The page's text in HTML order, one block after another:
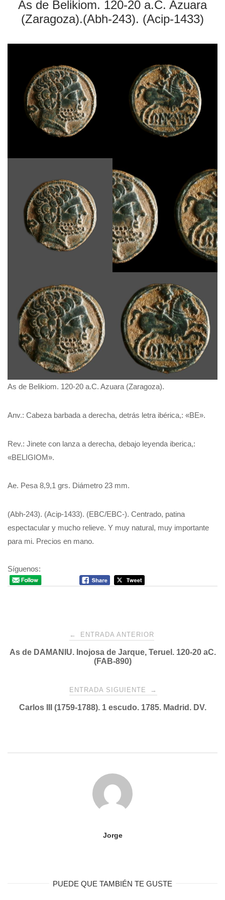
As de Belikiom. 120-20 a.C. Azuara
(Zaragoza).(Abh-243). (Acip-1433)
As de Belikiom. 120-20 a.C. Azuara (Zaragoza).
Anv.: Cabeza barbada a derecha, detrás letra ibérica,: «BE».
Rev.: Jinete con lanza a derecha, debajo leyenda iberica,:
«BELIGIOM».
Ae. Pesa 8,9,1 grs. Diámetro 23 mm.
(Abh-243). (Acip-1433). (EBC/EBC-). Centrado, patina
espectacular y mucho relieve. Y muy natural, muy importante
para mi. Precios en mano.
Síguenos:
Navegación
de
← ENTRADA ANTERIOR
As de DAMANIU. Inojosa de Jarque, Teruel. 120-20 aC.
(FAB-890)
ENTRADA SIGUIENTE →
Carlos III (1759-1788). 1 escudo. 1785. Madrid. DV.
Jorge
PUEDE QUE TAMBIÉN TE GUSTE